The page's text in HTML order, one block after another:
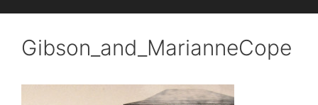
Gibson_and_MarianneCope